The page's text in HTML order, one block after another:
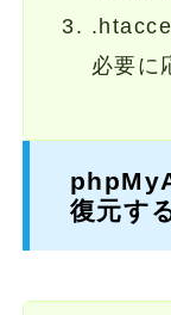
必要に
復元す